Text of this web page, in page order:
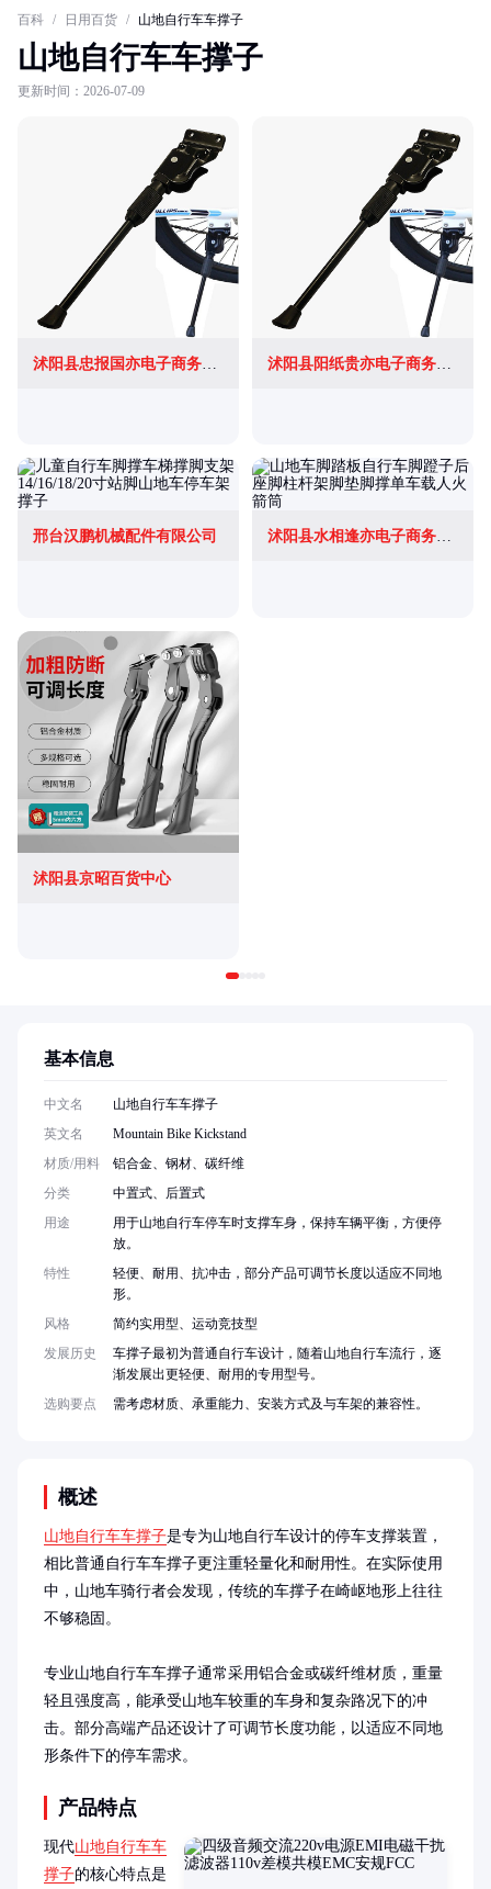
百科 / 日用百货 / 山地自行车车撑子
山地自行车车撑子
更新时间：2026-07-09
沭阳县忠报国亦电子商务有限公司 沭阳县阳纸贵亦电子商务有限公司
邢台汉鹏机械配件有限公司 沭阳县水相逢亦电子商务有限公司
沭阳县京昭百货中心
概述
山地自行车车撑子是专为山地自行车设计的停车支撑装置，
相比普通自行车车撑子更注重轻量化和耐用性。在实际使用
中，山地车骑行者会发现，传统的车撑子在崎岖地形上往往
不够稳固。
专业山地自行车车撑子通常采用铝合金或碳纤维材质，重量
轻且强度高，能承受山地车较重的车身和复杂路况下的冲
击。部分高端产品还设计了可调节长度功能，以适应不同地
形条件下的停车需求。
产品特点
现代山地自行车车
撑子的核心特点是
基本信息
中文名
山地自行车车撑子
英文名
Mountain Bike Kickstand
材质/用料
铝合金、钢材、碳纤维
分类
中置式、后置式
用途
用于山地自行车停车时支撑车身，保持车辆平衡，方便停
放。
特性
轻便、耐用、抗冲击，部分产品可调节长度以适应不同地
形。
风格
简约实用型、运动竞技型
发展历史
车撑子最初为普通自行车设计，随着山地自行车流行，逐
渐发展出更轻便、耐用的专用型号。
选购要点
需考虑材质、承重能力、安装方式及与车架的兼容性。